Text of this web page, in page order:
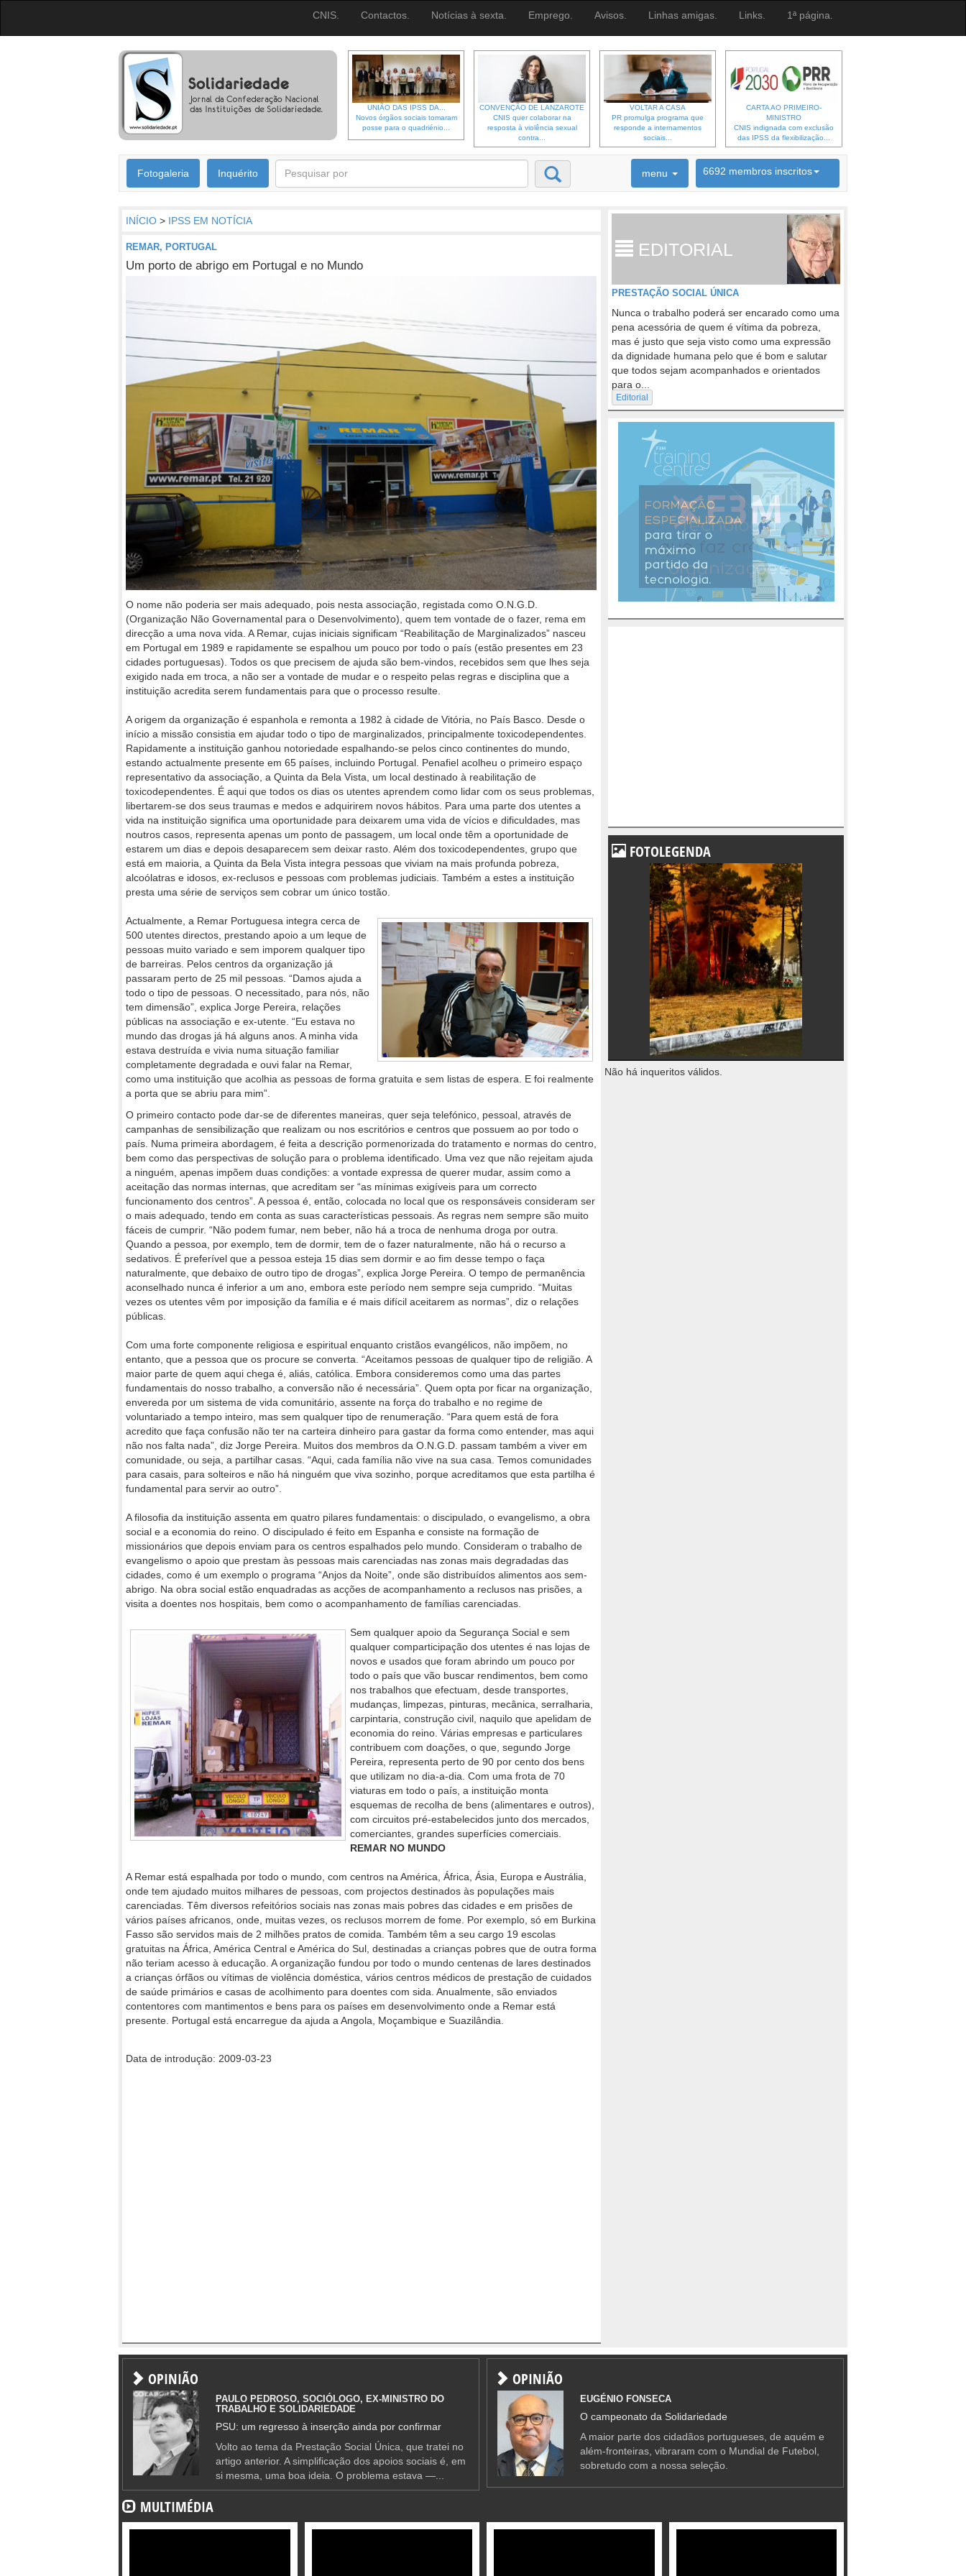
CNIS. Contactos. Notícias à sexta. Emprego. Avisos. Linhas amigas. Links. 1ª página.
UNIÃO DAS IPSS DA...
Novos órgãos sociais tomaram
posse para o quadriénio...
CONVENÇÃO DE LANZAROTE
CNIS quer colaborar na
resposta à violência sexual
contra...
VOLTAR A CASA
PR promulga programa que
responde a internamentos
sociais...
CARTA AO PRIMEIRO-
MINISTRO
CNIS indignada com exclusão
das IPSS da flexibilização...
Fotogaleria Inquérito menu 6692 membros inscritos
INÍCIO > IPSS EM NOTÍCIA
REMAR, PORTUGAL
Um porto de abrigo em Portugal e no Mundo
O nome não poderia ser mais adequado, pois nesta associação, registada como O.N.G.D.
(Organização Não Governamental para o Desenvolvimento), quem tem vontade de o fazer, rema em
direcção a uma nova vida. A Remar, cujas iniciais significam “Reabilitação de Marginalizados” nasceu
em Portugal em 1989 e rapidamente se espalhou um pouco por todo o país (estão presentes em 23
cidades portuguesas). Todos os que precisem de ajuda são bem-vindos, recebidos sem que lhes seja
exigido nada em troca, a não ser a vontade de mudar e o respeito pelas regras e disciplina que a
instituição acredita serem fundamentais para que o processo resulte.
A origem da organização é espanhola e remonta a 1982 à cidade de Vitória, no País Basco. Desde o
início a missão consistia em ajudar todo o tipo de marginalizados, principalmente toxicodependentes.
Rapidamente a instituição ganhou notoriedade espalhando-se pelos cinco continentes do mundo,
estando actualmente presente em 65 países, incluindo Portugal. Penafiel acolheu o primeiro espaço
representativo da associação, a Quinta da Bela Vista, um local destinado à reabilitação de
toxicodependentes. É aqui que todos os dias os utentes aprendem como lidar com os seus problemas,
libertarem-se dos seus traumas e medos e adquirirem novos hábitos. Para uma parte dos utentes a
vida na instituição significa uma oportunidade para deixarem uma vida de vícios e dificuldades, mas
noutros casos, representa apenas um ponto de passagem, um local onde têm a oportunidade de
estarem um dias e depois desaparecem sem deixar rasto. Além dos toxicodependentes, grupo que
está em maioria, a Quinta da Bela Vista integra pessoas que viviam na mais profunda pobreza,
alcoólatras e idosos, ex-reclusos e pessoas com problemas judiciais. Também a estes a instituição
presta uma série de serviços sem cobrar um único tostão.
Actualmente, a Remar Portuguesa integra cerca de
500 utentes directos, prestando apoio a um leque de
pessoas muito variado e sem imporem qualquer tipo
de barreiras. Pelos centros da organização já
passaram perto de 25 mil pessoas. “Damos ajuda a
todo o tipo de pessoas. O necessitado, para nós, não
tem dimensão”, explica Jorge Pereira, relações
públicas na associação e ex-utente. “Eu estava no
mundo das drogas já há alguns anos. A minha vida
estava destruída e vivia numa situação familiar
completamente degradada e ouvi falar na Remar,
como uma instituição que acolhia as pessoas de forma gratuita e sem listas de espera. E foi realmente
a porta que se abriu para mim”.
O primeiro contacto pode dar-se de diferentes maneiras, quer seja telefónico, pessoal, através de
campanhas de sensibilização que realizam ou nos escritórios e centros que possuem ao por todo o
país. Numa primeira abordagem, é feita a descrição pormenorizada do tratamento e normas do centro,
bem como das perspectivas de solução para o problema identificado. Uma vez que não rejeitam ajuda
a ninguém, apenas impõem duas condições: a vontade expressa de querer mudar, assim como a
aceitação das normas internas, que acreditam ser “as mínimas exigíveis para um correcto
funcionamento dos centros”. A pessoa é, então, colocada no local que os responsáveis consideram ser
o mais adequado, tendo em conta as suas características pessoais. As regras nem sempre são muito
fáceis de cumprir. “Não podem fumar, nem beber, não há a troca de nenhuma droga por outra.
Quando a pessoa, por exemplo, tem de dormir, tem de o fazer naturalmente, não há o recurso a
sedativos. É preferível que a pessoa esteja 15 dias sem dormir e ao fim desse tempo o faça
naturalmente, que debaixo de outro tipo de drogas”, explica Jorge Pereira. O tempo de permanência
aconselhado nunca é inferior a um ano, embora este período nem sempre seja cumprido. “Muitas
vezes os utentes vêm por imposição da família e é mais difícil aceitarem as normas”, diz o relações
públicas.
Com uma forte componente religiosa e espiritual enquanto cristãos evangélicos, não impõem, no
entanto, que a pessoa que os procure se converta. “Aceitamos pessoas de qualquer tipo de religião. A
maior parte de quem aqui chega é, aliás, católica. Embora consideremos como uma das partes
fundamentais do nosso trabalho, a conversão não é necessária”. Quem opta por ficar na organização,
envereda por um sistema de vida comunitário, assente na força do trabalho e no regime de
voluntariado a tempo inteiro, mas sem qualquer tipo de renumeração. “Para quem está de fora
acredito que faça confusão não ter na carteira dinheiro para gastar da forma como entender, mas aqui
não nos falta nada”, diz Jorge Pereira. Muitos dos membros da O.N.G.D. passam também a viver em
comunidade, ou seja, a partilhar casas. “Aqui, cada família não vive na sua casa. Temos comunidades
para casais, para solteiros e não há ninguém que viva sozinho, porque acreditamos que esta partilha é
fundamental para servir ao outro”.
A filosofia da instituição assenta em quatro pilares fundamentais: o discipulado, o evangelismo, a obra
social e a economia do reino. O discipulado é feito em Espanha e consiste na formação de
missionários que depois enviam para os centros espalhados pelo mundo. Consideram o trabalho de
evangelismo o apoio que prestam às pessoas mais carenciadas nas zonas mais degradadas das
cidades, como é um exemplo o programa “Anjos da Noite”, onde são distribuídos alimentos aos sem-
abrigo. Na obra social estão enquadradas as acções de acompanhamento a reclusos nas prisões, a
visita a doentes nos hospitais, bem como o acompanhamento de famílias carenciadas.
Sem qualquer apoio da Segurança Social e sem
qualquer comparticipação dos utentes é nas lojas de
novos e usados que foram abrindo um pouco por
todo o país que vão buscar rendimentos, bem como
nos trabalhos que efectuam, desde transportes,
mudanças, limpezas, pinturas, mecânica, serralharia,
carpintaria, construção civil, naquilo que apelidam de
economia do reino. Várias empresas e particulares
contribuem com doações, o que, segundo Jorge
Pereira, representa perto de 90 por cento dos bens
que utilizam no dia-a-dia. Com uma frota de 70
viaturas em todo o país, a instituição monta
esquemas de recolha de bens (alimentares e outros),
com circuitos pré-estabelecidos junto dos mercados,
comerciantes, grandes superfícies comerciais.
REMAR NO MUNDO
A Remar está espalhada por todo o mundo, com centros na América, África, Ásia, Europa e Austrália,
onde tem ajudado muitos milhares de pessoas, com projectos destinados às populações mais
carenciadas. Têm diversos refeitórios sociais nas zonas mais pobres das cidades e em prisões de
vários países africanos, onde, muitas vezes, os reclusos morrem de fome. Por exemplo, só em Burkina
Fasso são servidos mais de 2 milhões pratos de comida. Também têm a seu cargo 19 escolas
gratuitas na África, América Central e América do Sul, destinadas a crianças pobres que de outra forma
não teriam acesso à educação. A organização fundou por todo o mundo centenas de lares destinados
a crianças órfãos ou vítimas de violência doméstica, vários centros médicos de prestação de cuidados
de saúde primários e casas de acolhimento para doentes com sida. Anualmente, são enviados
contentores com mantimentos e bens para os países em desenvolvimento onde a Remar está
presente. Portugal está encarregue da ajuda a Angola, Moçambique e Suazilândia.
Data de introdução: 2009-03-23
EDITORIAL
PRESTAÇÃO SOCIAL ÚNICA
Nunca o trabalho poderá ser encarado como uma
pena acessória de quem é vítima da pobreza,
mas é justo que seja visto como uma expressão
da dignidade humana pelo que é bom e salutar
que todos sejam acompanhados e orientados
para o...
Editorial
FOTOLEGENDA
Não há inqueritos válidos.
OPINIÃO
PAULO PEDROSO, SOCIÓLOGO, EX-MINISTRO DO
TRABALHO E SOLIDARIEDADE
PSU: um regresso à inserção ainda por confirmar
Volto ao tema da Prestação Social Única, que tratei no
artigo anterior. A simplificação dos apoios sociais é, em
si mesma, uma boa ideia. O problema estava —...
OPINIÃO
EUGÉNIO FONSECA
O campeonato da Solidariedade
A maior parte dos cidadãos portugueses, de aquém e
além-fronteiras, vibraram com o Mundial de Futebol,
sobretudo com a nossa seleção.
MULTIMÉDIA